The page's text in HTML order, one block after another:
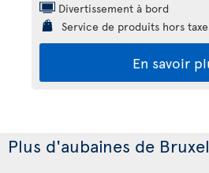
Divertissement à bord
Service de produits hors
En savoir
Plus d'aubaines de